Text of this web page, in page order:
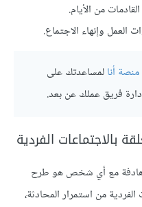
من الأيام.
وإنهاء الاجتماع.
منصة أنالمساعدتك على
فريق عملك عن بعد.
بالاجتماعات الفردية
هادفة مع أي شخص هو طرح
من استمرار المحادثة،